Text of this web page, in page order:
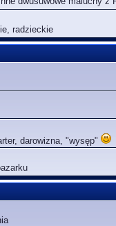
radzieckie
darowizna, "wysęp"